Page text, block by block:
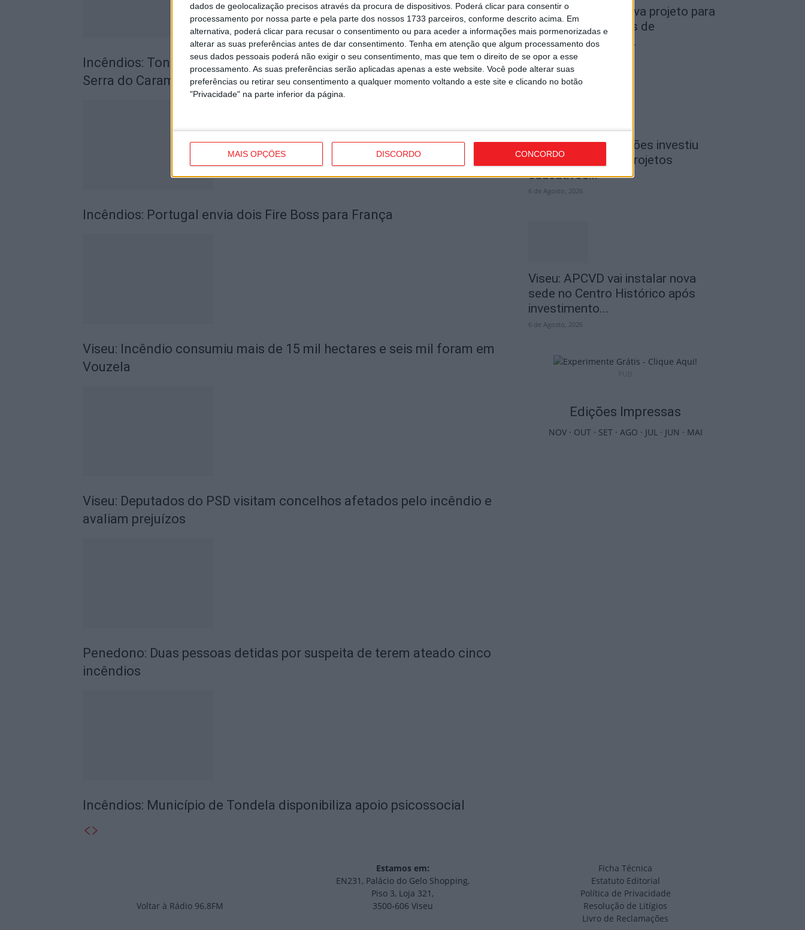
dados de geolocalização precisos através da procura de dispositivos. Poderá clicar para consentir o
processamento por nossa parte e pela parte dos nossos 1733 parceiros, conforme descrito acima. Em
alternativa, poderá clicar para recusar o consentimento ou para aceder a informações mais pormenorizadas e
alterar as suas preferências antes de dar consentimento. Tenha em atenção que algum processamento dos
seus dados pessoais poderá não exigir o seu consentimento, mas que tem o direito de se opor a esse
processamento. As suas preferências serão aplicadas apenas a este website. Você pode alterar suas
preferências ou retirar seu consentimento a qualquer momento voltando a este site e clicando no botão
"Privacidade" na parte inferior da página.
MAIS OPÇÕES DISCORDO CONCORDO
Incêndios: Tondela prepara plano de mitigação após incêndio na
Serra do Caramulo
Incêndios: Portugal envia dois Fire Boss para França
Viseu: Incêndio consumiu mais de 15 mil hectares e seis mil foram em
Vouzela
Viseu: Deputados do PSD visitam concelhos afetados pelo incêndio e
avaliam prejuízos
Penedono: Duas pessoas detidas por suspeita de terem ateado cinco
incêndios
Incêndios: Município de Tondela disponibiliza apoio psicossocial
Viseu: Câmara aprova projeto para
instalar 54 câmaras de
videovigilância em...
6 de Agosto, 2026
Viseu: CIM Dão Lafões investiu
350 mil euros em projetos
educativos...
6 de Agosto, 2026
Viseu: APCVD vai instalar nova
sede no Centro Histórico após
investimento...
6 de Agosto, 2026
Edições Impressas
NOV· OUT· SET· AGO · JUL· JUN · MAI
Voltar à Rádio 96.8FM
Estamos em:
EN231, Palácio do Gelo Shopping,
Piso 3, Loja 321,
3500-606 Viseu
Ficha Técnica
Estatuto Editorial
Política de Privacidade
Resolução de Litígios
Livro de Reclamações